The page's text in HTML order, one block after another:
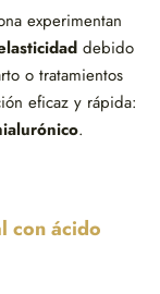
experimentan
debido
o tratamientos
eficaz y rápida:
.
con ácido